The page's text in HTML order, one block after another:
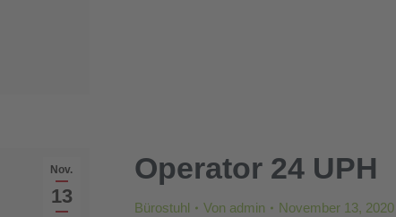
Nov.
13
Operator 24 UPH
Bürostuhl Von admin November 13, 2020